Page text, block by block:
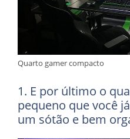
Quarto gamer compacto
1. E por último o
pequeno que você
um sótão e bem